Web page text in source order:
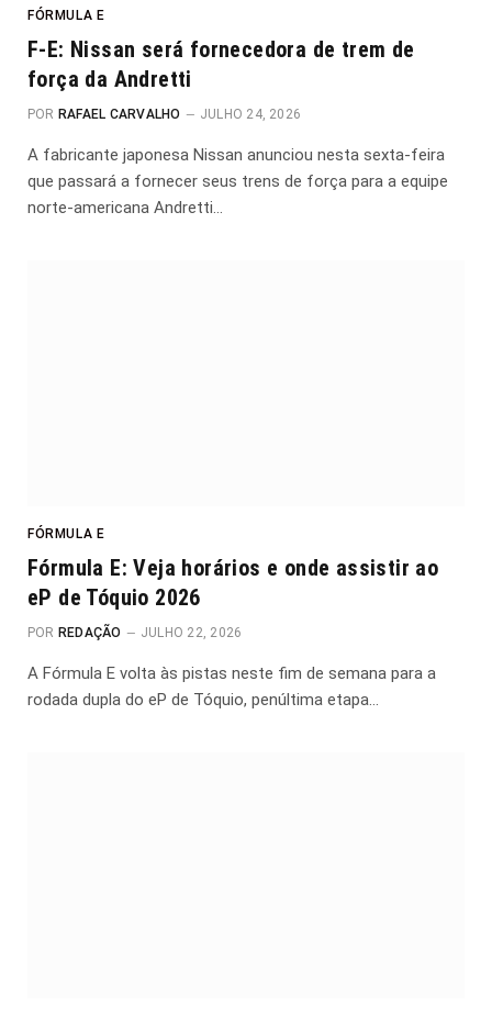
FÓRMULA E
F-E: Nissan será fornecedora de trem de
força da Andretti
POR RAFAEL CARVALHO JULHO 24, 2026
A fabricante japonesa Nissan anunciou nesta sexta-feira
que passará a fornecer seus trens de força para a equipe
norte-americana Andretti…
FÓRMULA E
Fórmula E: Veja horários e onde assistir ao
eP de Tóquio 2026
POR REDAÇÃO JULHO 22, 2026
A Fórmula E volta às pistas neste fim de semana para a
rodada dupla do eP de Tóquio, penúltima etapa…